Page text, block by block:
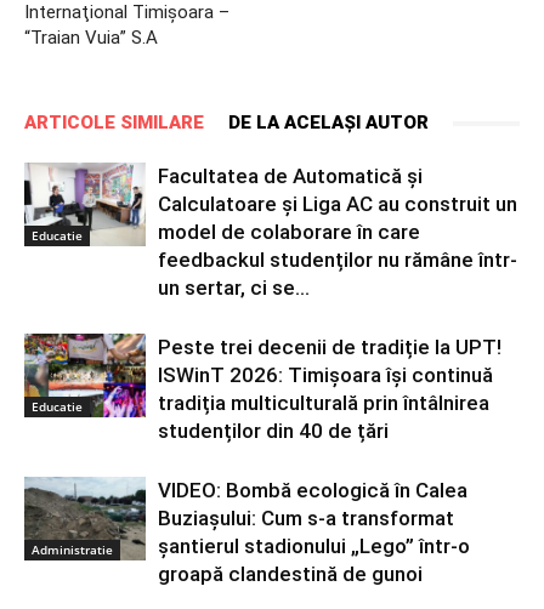
Internaţional Timişoara –
“Traian Vuia” S.A
ARTICOLE SIMILARE DE LA ACELAȘI AUTOR
Educatie
Facultatea de Automatică și
Calculatoare și Liga AC au construit un
model de colaborare în care
feedbackul studenților nu rămâne într-
un sertar, ci se...
Educatie
Peste trei decenii de tradiție la UPT!
ISWinT 2026: Timișoara își continuă
tradiția multiculturală prin întâlnirea
studenților din 40 de țări
Administratie
VIDEO: Bombă ecologică în Calea
Buziașului: Cum s-a transformat
șantierul stadionului „Lego” într-o
groapă clandestină de gunoi